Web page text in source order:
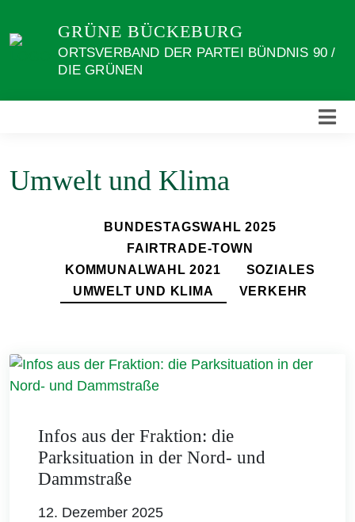
zum
GRÜNE BÜCKEBURG
ORTSVERBAND DER PARTEI BÜNDNIS 90 /
DIE GRÜNEN
Umwelt und Klima
BUNDESTAGSWAHL 2025
FAIRTRADE-TOWN
KOMMUNALWAHL 2021
SOZIALES
UMWELT UND KLIMA
VERKEHR
Infos aus der Fraktion: die
Parksituation in der Nord- und
Dammstraße
12. Dezember 2025